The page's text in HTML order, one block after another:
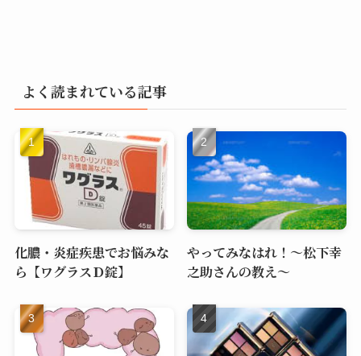
よく読まれている記事
化膿・炎症疾患でお悩みな
ら【ワグラスＤ錠】
やってみなはれ！～松下幸
之助さんの教え～